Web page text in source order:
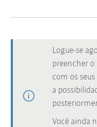
Logue-se
preencher
com os
a
Você ainda